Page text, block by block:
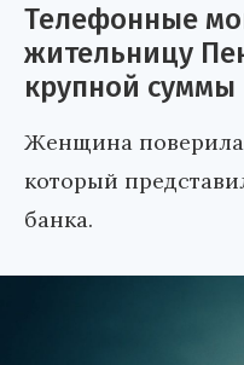
Телефонные
жительницу
крупной суммы
Женщина поверила
который
банка.